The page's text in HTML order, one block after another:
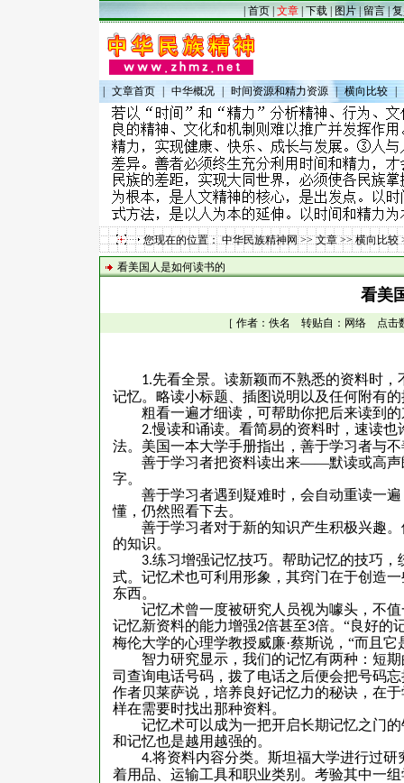
|首页|文章|下载| 图片|留言|
文章首页 中华概况 时间资源和精力资源 | 横向比较
您现在的位置：中华民族精神网>>文章>>横向比较
看美国人是如何读书的
看美
［ 作者：佚名 转贴自：网络 点击
1.先看全景。读新颖而不熟悉的资料时
记忆。略读小标题、插图说明以及任何附有
粗看一遍才细读，可帮助你把后来读到
2.慢读和诵读。看简易的资料时，速读
法。美国一本大学手册指出，善于学习者与
善于学习者把资料读出来——默读或高声
字。
善于学习者遇到疑难时，会自动重读一
懂，仍然照看下去。
善于学习者对于新的知识产生积极兴趣
的知识。
3.练习增强记忆技巧。帮助记忆的技巧
式。记忆术也可利用形象，其窍门在于创造
东西。
记忆术曾一度被研究人员视为噱头，不
记忆新资料的能力增强2倍甚至3倍。“良好的
梅伦大学的心理学教授威廉·蔡斯说，“而且
智力研究显示，我们的记忆有两种：短
司查询电话号码，拨了电话之后便会把号码
作者贝莱萨说，培养良好记忆力的秘诀，在
样在需要时找出那种资料。
记忆术可以成为一把开启长期记忆之门
和记忆也是越用越强的。
4.将资料内容分类。斯坦福大学进行过研
着用品、运输工具和职业类别。考验其中一